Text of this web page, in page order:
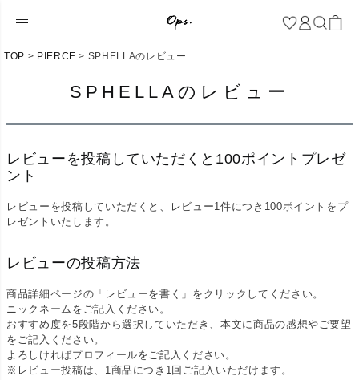
TOP PIERCE SPHELLAのレビュー
SPHELLAのレビュー
レビューを投稿していただくと100ポイントプレゼ
ント
レビューを投稿していただくと、レビュー1件につき100ポイントをプ
レゼントいたします。
レビューの投稿方法
商品詳細ページの「レビューを書く」をクリックしてください。
ニックネームをご記入ください。
おすすめ度を5段階から選択していただき、本文に商品の感想やご要望
をご記入ください。
よろしければプロフィールをご記入ください。
※レビュー投稿は、1商品につき1回ご記入いただけます。